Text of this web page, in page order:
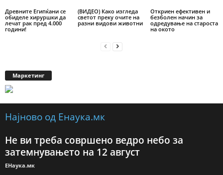
Древните Египќани се
обиделе хируршки да
лечат рак пред 4.000
години!
(ВИДЕО) Како изгледа
светот преку очите на
разни видови животни
Откриен ефективен и
безболен начин за
одредување на староста
на окото
Маркетинг
Најново од Енаука.мк
Не ви треба совршено ведро небо за
затемнувањето на 12 август
ЕНаука.мк